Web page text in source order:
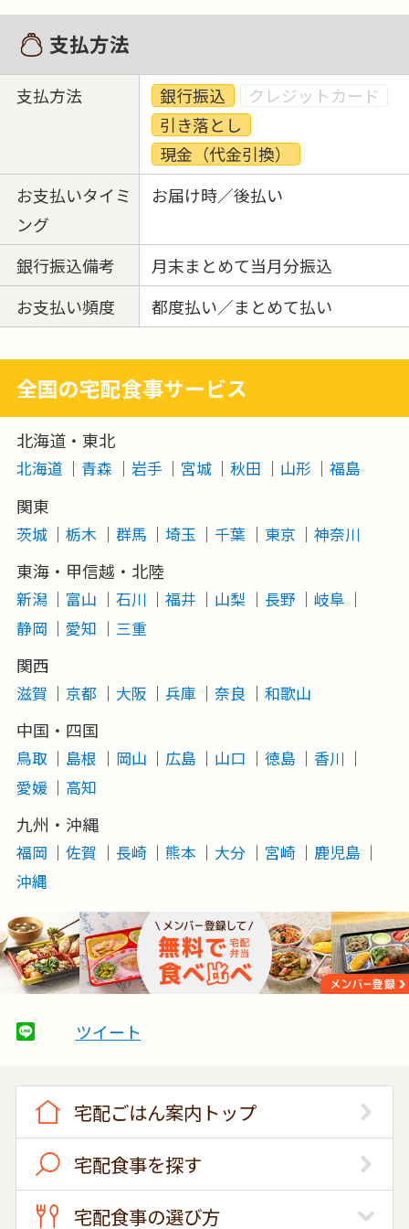
支払方法
支払方法 銀行振込
クレジットカード
引き落とし
現金（代金引換）
お支払いタイミ
ング
お届け時／後払い
銀行振込備考
月末まとめて当月分振込
お支払い頻度
都度払い／まとめて払い
全国の宅配食事サービス
北海道・東北
北海道 青森 岩手 宮城 秋田 山形 福島
関東
茨城 栃木 群馬 埼玉 千葉 東京 神奈川
東海・甲信越・北陸
新潟 富山 石川 福井 山梨 長野
岐阜
静岡
愛知 三重
関西
滋賀 京都 大阪 兵庫 奈良 和歌山
中国・四国
鳥取 島根 岡山 広島 山口 徳島
香川
愛媛
高知
九州・沖縄
福岡 佐賀 長崎 熊本 大分 宮崎
鹿児島
沖縄
ツイート
宅配ごはん案内トップ
宅配食事を探す
宅配食事の選び方